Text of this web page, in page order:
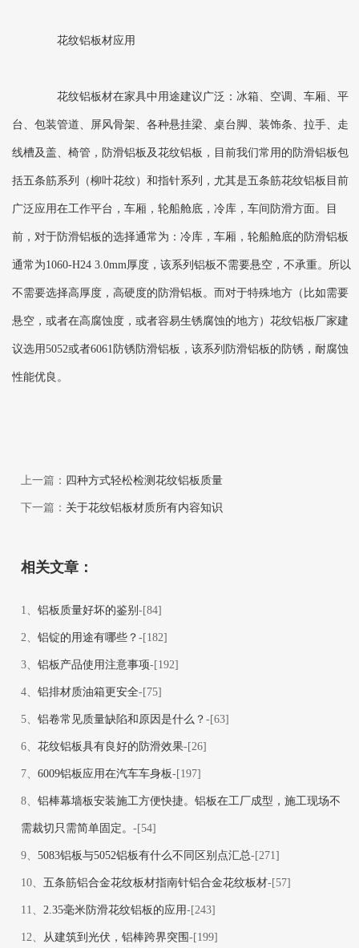
花纹铝板材应用
花纹铝板材在家具中用途建议广泛：冰箱、空调、车厢、平
台、包装管道、屏风骨架、各种悬挂梁、桌台脚、装饰条、拉手、走
线槽及盖、椅管，防滑铝板及花纹铝板，目前我们常用的防滑铝板包
括五条筋系列（柳叶花纹）和指针系列，尤其是五条筋花纹铝板目前
广泛应用在工作平台，车厢，轮船舱底，冷库，车间防滑方面。目
前，对于防滑铝板的选择通常为：冷库，车厢，轮船舱底的防滑铝板
通常为1060-H24 3.0mm厚度，该系列铝板不需要悬空，不承重。所以
不需要选择高厚度，高硬度的防滑铝板。而对于特殊地方（比如需要
悬空，或者在高腐蚀度，或者容易生锈腐蚀的地方）花纹铝板厂家建
议选用5052或者6061防锈防滑铝板，该系列防滑铝板的防锈，耐腐蚀
性能优良。
上一篇： 四种方式轻松检测花纹铝板质量
下一篇： 关于花纹铝板材质所有内容知识
相关文章：
1、 铝板质量好坏的鉴别 -[84]
2、 铝锭的用途有哪些？ -[182]
3、 铝板产品使用注意事项-[192]
4、 铝排材质油箱更安全-[75]
5、 铝卷常见质量缺陷和原因是什么？ -[63]
6、 花纹铝板具有良好的防滑效果-[26]
7、 6009铝板应用在汽车车身板-[197]
8、 铝棒幕墙板安装施工方便快捷。铝板在工厂成型，施工现场不
需裁切只需简单固定。 -[54]
9、 5083铝板与5052铝板有什么不同区别点汇总-[271]
10、 五条筋铝合金花纹板材指南针铝合金花纹板材-[57]
11、 2.35毫米防滑花纹铝板的应用-[243]
12、 从建筑到光伏，铝棒跨界突围 -[199]